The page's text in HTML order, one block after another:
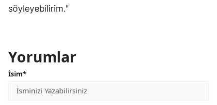
söyleyebilirim."
Yorumlar
İsim*